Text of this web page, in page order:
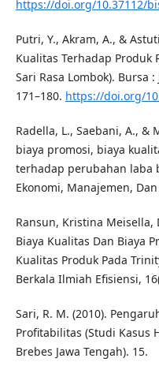
https://doi.org/10.37112/
Putri, Y., Akram, A., &
Kualitas Terhadap Produk
Sari Rasa Lombok). Bursa
171–180. https://doi.org/
Radella, L., Saebani, A., &
biaya promosi, biaya
terhadap perubahan laba
Ekonomi, Manajemen,
Ransun, Kristina Meisella,
Biaya Kualitas Dan Biaya
Kualitas Produk Pada
Berkala Ilmiah Efisiensi,
Sari, R. M. (2010).
Profitabilitas (Studi Kasus
Brebes Jawa Tengah). 15.